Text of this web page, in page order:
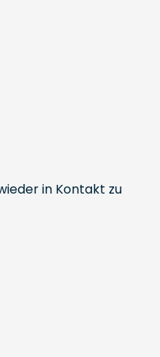
in Kontakt zu